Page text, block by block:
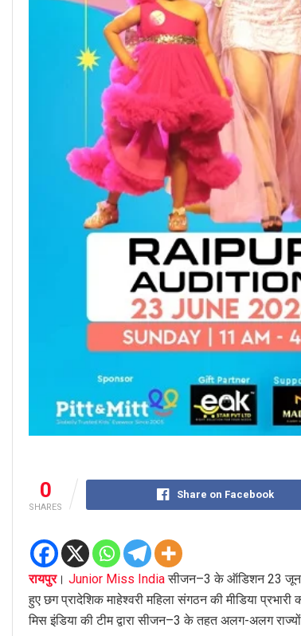
0
SHARES
Share on Facebook
रायपुर। Junior Miss Indiaसीजन–3 के ऑडिशन 23 जून
हुए छग प्रादेशिक माहेश्वरी महिला संगठन की मीडिया
मिस इंडिया की टीम द्वारा सीजन–3 के तहत अलग-अलग